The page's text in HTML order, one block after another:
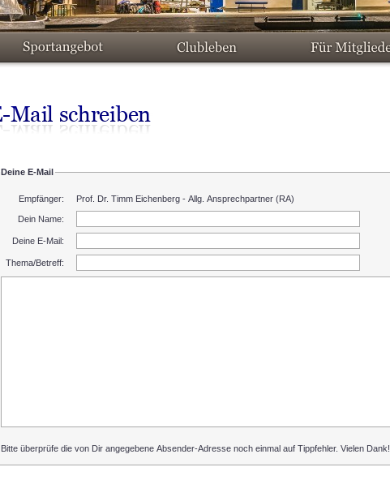
Deine E-Mail
Empfänger: Prof. Dr. Timm Eichenberg - Allg. Ansprechpartner (RA)
Dein Name:
Deine E-Mail:
Thema/Betreff:
Bitte überprüfe die von Dir angegebene Absender-Adresse noch einmal auf Tippfehler. Vielen Dank!